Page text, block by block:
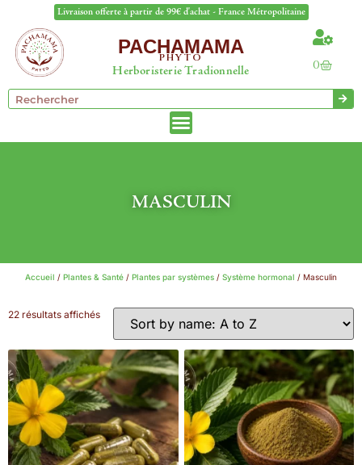
Livraison offerte à partir de 99€ d'achat - France Métropolitaine
PACHAMAMA
PHYTO
Herboristerie Tradionnelle 0
MASCULIN
Accueil / Plantes & Santé / Plantes par systèmes / Système hormonal / Masculin
22 résultats affichés